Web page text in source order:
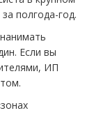
полгода-год.
Если вы
ИП